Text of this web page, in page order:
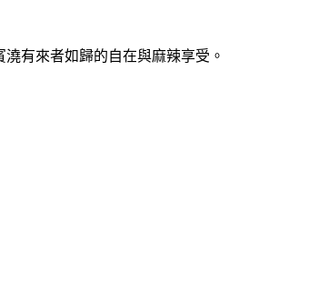
有來者如歸的自在與麻辣享受。